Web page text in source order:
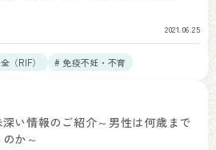
2021.06.25
（RIF） # 免疫不妊・不育
い情報のご紹介～男性は何歳まで
か～